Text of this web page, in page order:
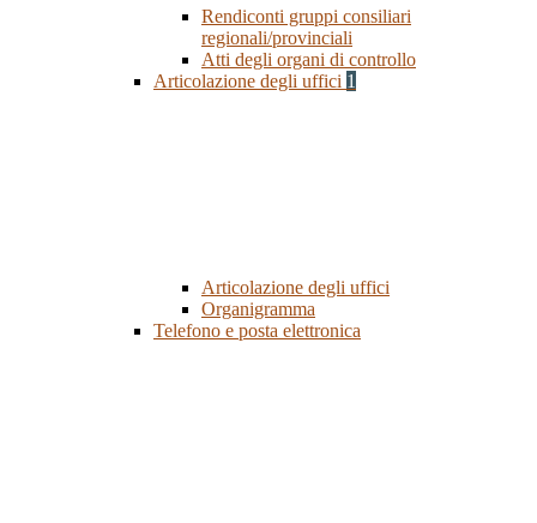
Rendiconti gruppi consiliari
regionali/provinciali
Atti degli organi di controllo
Articolazione degli uffici 1
Articolazione degli uffici
Organigramma
Telefono e posta elettronica